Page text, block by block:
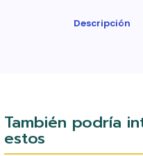
Descripción
También podría
estos